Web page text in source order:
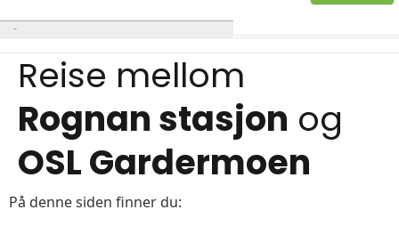
Reise mellom
Rognan stasjon og
OSL Gardermoen
På denne siden finner du: